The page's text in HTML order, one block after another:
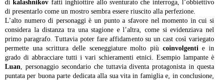
dikalashnikov fatti inghiottire allo sventurato che interroga, l’obbiettivo
di presentarlo come un mostro sembra essere riuscito alla perfezione.
L’alto numero di personaggi è un punto a sfavore nel momento in cui si
considera la distanza tra una stagione e l’altra, come si evidenziava nel
primo paragrafo. Tuttavia poter fare affidamento su un cast così variegato
permette una scrittura delle sceneggiature molto più coinvolgenti e in
grado di abbracciare tutti i vari schieramenti etnici. Esempio lampante è
Luan , personaggio secondario che tuttavia diventa protagonista in questa
puntata per buona parte dedicata alla sua vita in famiglia e, in conclusione,